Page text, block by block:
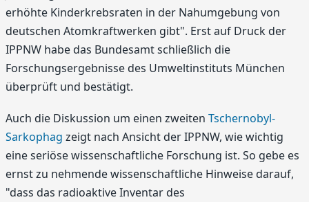
erhöhte Kinderkrebsraten in der Nahumgebung von
deutschen Atomkraftwerken gibt". Erst auf Druck der
IPPNW habe das Bundesamt schließlich die
Forschungsergebnisse des Umweltinstituts München
überprüft und bestätigt.
Auch die Diskussion um einen zweiten Tschernobyl-
Sarkophag zeigt nach Ansicht der IPPNW, wie wichtig
eine seriöse wissenschaftliche Forschung ist. So gebe es
ernst zu nehmende wissenschaftliche Hinweise darauf,
"dass das radioaktive Inventar des